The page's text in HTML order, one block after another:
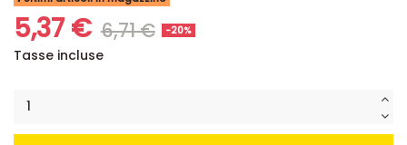
5,37 € 6,71 € -20%
Tasse incluse